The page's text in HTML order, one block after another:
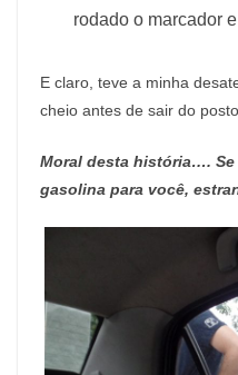
rodado o marcador
E claro, teve a minha
cheio antes de sair do posto.
Moral desta história…. Se
gasolina para você,